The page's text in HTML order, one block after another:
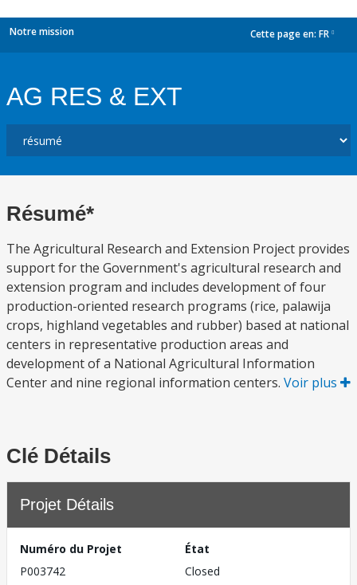
Notre mission Cette page en: FR
AG RES & EXT
Résumé*
The Agricultural Research and Extension Project provides
support for the Government's agricultural research and
extension program and includes development of four
production-oriented research programs (rice, palawija
crops, highland vegetables and rubber) based at national
centers in representative production areas and
development of a National Agricultural Information
Center and nine regional information centers. Voir plus
Clé Détails
Projet Détails
Numéro du Projet
P003742
État
Closed